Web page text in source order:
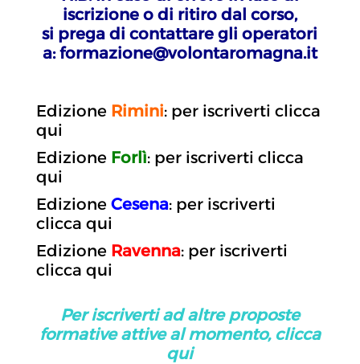
iscrizione o di ritiro dal corso,
si prega di contattare gli operatori
a: formazione@volontaromagna.it
Edizione Rimini: per iscriverti clicca
qui
Edizione Forlì: per iscriverti clicca
qui
Edizione Cesena: per iscriverti
clicca qui
Edizione Ravenna: per iscriverti
clicca qui
Per iscriverti ad altre proposte
formative attive al momento, clicca
qui